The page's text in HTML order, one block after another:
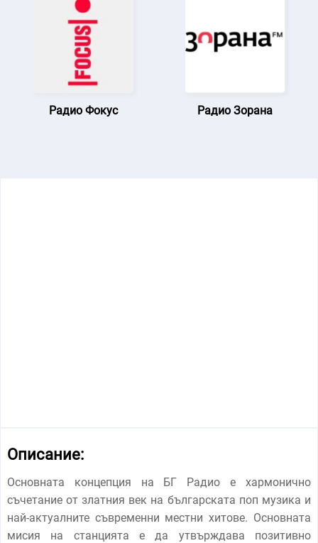
Радио Фокус Радио Зорана
Описание:
Основната концепция на БГ Радио е хармонично
съчетание от златния век на българската поп музика и
най-актуалните съвременни местни хитове. Основната
мисия на станцията е да утвърждава позитивно